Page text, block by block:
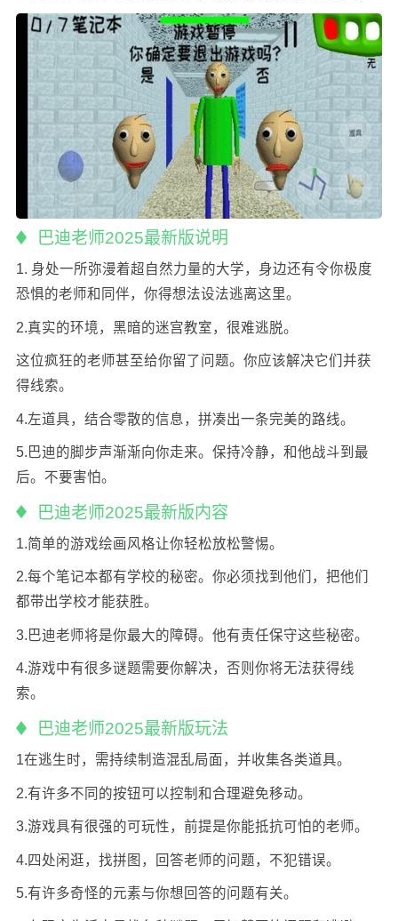
巴迪老师2025最新版说明
1. 身处一所弥漫着超自然力量的大学，身边还有令你极度
恐惧的老师和同伴，你得想法设法逃离这里。
2.真实的环境，黑暗的迷宫教室，很难逃脱。
这位疯狂的老师甚至给你留了问题。你应该解决它们并获
得线索。
4.左道具，结合零散的信息，拼凑出一条完美的路线。
5.巴迪的脚步声渐渐向你走来。保持冷静，和他战斗到最
后。不要害怕。
巴迪老师2025最新版内容
1.简单的游戏绘画风格让你轻松放松警惕。
2.每个笔记本都有学校的秘密。你必须找到他们，把他们
都带出学校才能获胜。
3.巴迪老师将是你最大的障碍。他有责任保守这些秘密。
4.游戏中有很多谜题需要你解决，否则你将无法获得线
索。
巴迪老师2025最新版玩法
1在逃生时，需持续制造混乱局面，并收集各类道具。
2.有许多不同的按钮可以控制和合理避免移动。
3.游戏具有很强的可玩性，前提是你能抵抗可怕的老师。
4.四处闲逛，找拼图，回答老师的问题，不犯错误。
5.有许多奇怪的元素与你想回答的问题有关。